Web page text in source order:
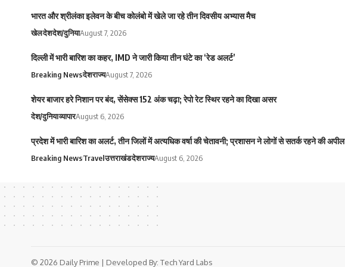
भारत और श्रीलंका इलेवन के बीच कोलंबो में खेले जा रहे तीन दिवसीय अभ्यास मैच
खेलदेशदेश/दुनियाAugust 7, 2026
दिल्ली में भारी बारिश का कहर, IMD ने जारी किया तीन घंटे का ‘रेड अलर्ट’
Breaking Newsदेशराज्यAugust 7, 2026
शेयर बाजार हरे निशान पर बंद, सेंसेक्स 152 अंक चढ़ा; रेपो रेट स्थिर रहने का दिखा असर
देश/दुनियाव्यापारAugust 6, 2026
प्रदेश में भारी बारिश का अलर्ट, तीन जिलों में अत्यधिक वर्षा की चेतावनी; प्रशासन ने लोगों से सतर्क रहने की अपील
Breaking NewsTravelउत्तराखंडदेशराज्यAugust 6, 2026
© 2026 Daily Prime | Developed By: Tech Yard Labs